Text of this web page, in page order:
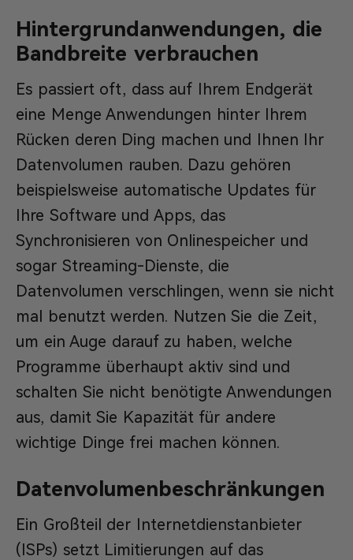
Hintergrundanwendungen, die
Bandbreite verbrauchen
Es passiert oft, dass auf Ihrem Endgerät
eine Menge Anwendungen hinter Ihrem
Rücken deren Ding machen und Ihnen Ihr
Datenvolumen rauben. Dazu gehören
beispielsweise automatische Updates für
Ihre Software und Apps, das
Synchronisieren von Onlinespeicher und
sogar Streaming-Dienste, die
Datenvolumen verschlingen, wenn sie nicht
mal benutzt werden. Nutzen Sie die Zeit,
um ein Auge darauf zu haben, welche
Programme überhaupt aktiv sind und
schalten Sie nicht benötigte Anwendungen
aus, damit Sie Kapazität für andere
wichtige Dinge frei machen können.
Datenvolumenbeschränkungen
Ein Großteil der Internetdienstanbieter
(ISPs) setzt Limitierungen auf das